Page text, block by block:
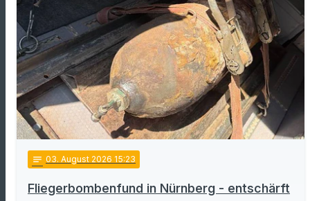
notes 03. August 2026 15:23
Fliegerbombenfund in Nürnberg - entschärft